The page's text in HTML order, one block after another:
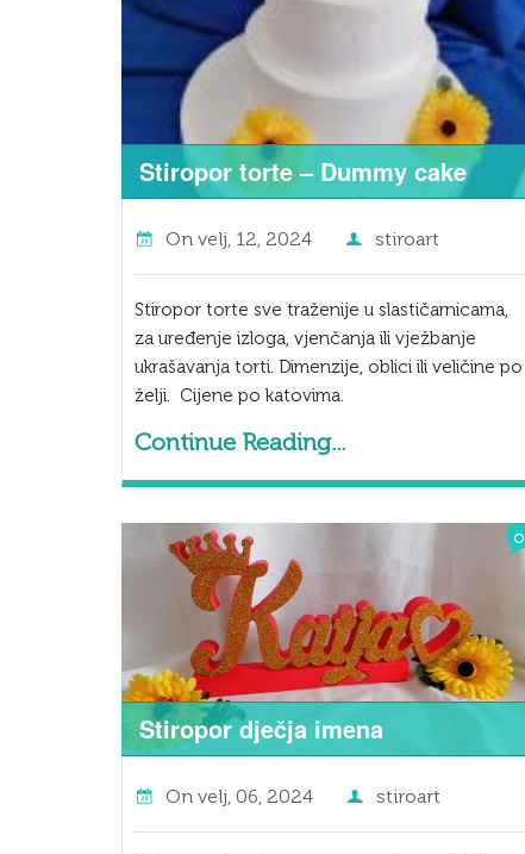
Stiropor torte – Dummy cake
On velj, 12, 2024 stiroart
Stiropor torte sve traženije u slastičarnicama,
za uređenje izloga, vjenčanja ili vježbanje
ukrašavanja torti. Dimenzije, oblici ili veličine po
želji. Cijene po katovima.
Continue Reading...
Stiropor dječja imena
On velj, 06, 2024 stiroart